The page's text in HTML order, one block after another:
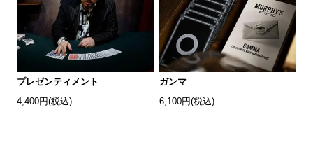
プレゼンティメント
4,400円(税込)
ガンマ
6,100円(税込)